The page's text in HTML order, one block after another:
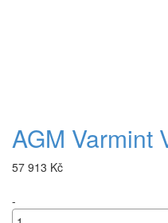
AGM Varmint
57 913 Kč
-